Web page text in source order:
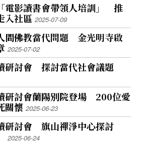
電影讀書會帶領人培訓」 推
入社區2025-07-09
間佛教當代問題 金光明寺啟
2025-07-02
研討會 探討當代社會議題
研討會蘭陽別院登場 200位愛
關懷2025-06-23
研討會 旗山禪淨中心探討
2025-06-24